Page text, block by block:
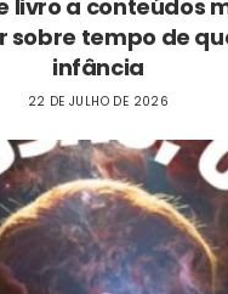
livro a conteúdos
sobre tempo de
infância
22 DE JULHO DE 2026